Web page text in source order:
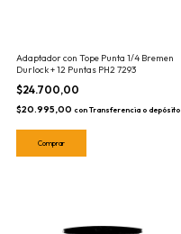
Adaptador con Tope Punta 1/4 Bremen
Durlock + 12 Puntas PH2 7293
$24.700,00
$20.995,00 con Transferencia o depósito